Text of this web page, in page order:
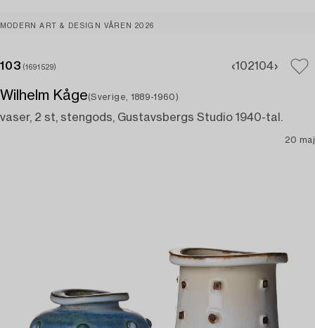
MODERN ART & DESIGN VÅREN 2026
103 (1691529) 102104
Wilhelm Kåge(Sverige, 1889-1960)
vaser, 2 st, stengods, Gustavsbergs Studio 1940-tal.
20 maj